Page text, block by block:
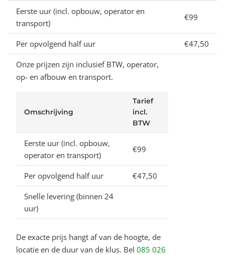
Eerste uur (incl. opbouw, operator en
transport)
€99
Per opvolgend half uur €47,50
Onze prijzen zijn inclusief BTW, operator,
op- en afbouw en transport.
Omschrijving
Tarief
incl.
BTW
Eerste uur (incl. opbouw,
operator en transport)
€99
Per opvolgend half uur €47,50
Snelle levering (binnen 24
uur)
De exacte prijs hangt af van de hoogte, de
locatie en de duur van de klus. Bel 085 026